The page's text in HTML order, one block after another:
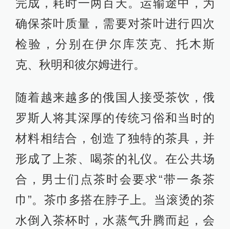
完成，耗时一两百天。运输途中，为
确保茶叶质量，需要对茶叶进行四次
检验，分别在伊尔库茨克、托木斯
克、秋明和彼尔姆进行。
随着越来越多的俄国人接受茶饮，俄
罗斯人将其深厚的传统习俗和当时的
材料相结合，创造了独特的茶具，并
形成了上茶、喝茶的礼仪。在公共场
合，男士们点茶时会要求“带一条茶
巾”。茶巾多搭在脖子上。当滚烫的茶
水倒入茶杯时，水蒸气升腾而起，会